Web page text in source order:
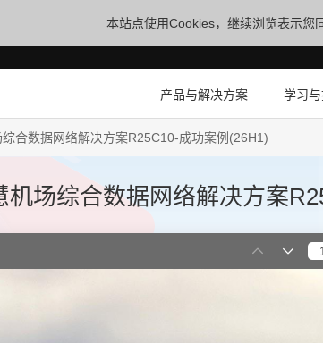
本站点使用Cookies，继续浏览表示您
产品与解决方案 学习
合数据网络解决方案R25C10-成功案例(26H1)
机场综合数据网络解决方案